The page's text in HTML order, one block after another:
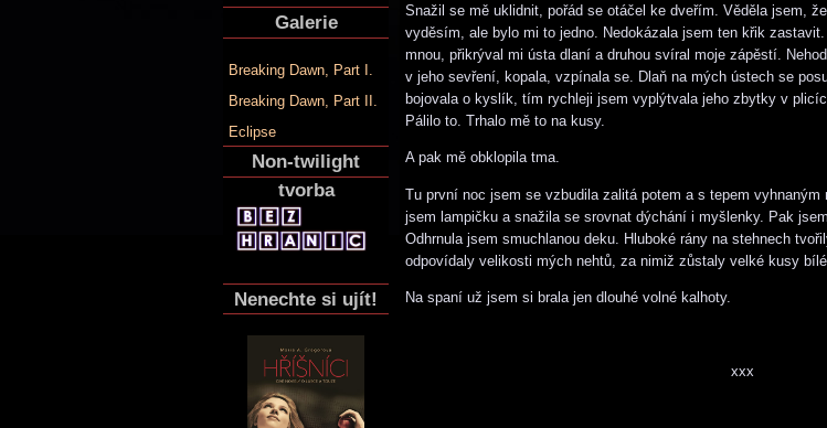
Galerie
Breaking Dawn, Part I.
Breaking Dawn, Part II.
Eclipse
Non-twilight
tvorba
Nenechte si ujít!
Snažil se mě uklidnit, pořád se otáčel ke dveřím. Věděla jsem,
vyděsím, ale bylo mi to jedno. Nedokázala jsem ten křik
mnou, přikrýval mi ústa dlaní a druhou svíral moje zápěstí.
v jeho sevření, kopala, vzpínala se. Dlaň na mých ústech se
bojovala o kyslík, tím rychleji jsem vyplýtvala jeho zbytky v
Pálilo to. Trhalo mě to na kusy.
A pak mě obklopila tma.
Tu první noc jsem se vzbudila zalitá potem a s tepem
jsem lampičku a snažila se srovnat dýchání i myšlenky. Pak
Odhrnula jsem smuchlanou deku. Hluboké rány na stehnech
odpovídaly velikosti mých nehtů, za nimiž zůstaly velké kusy bílé
Na spaní už jsem si brala jen dlouhé volné kalhoty.
xxx